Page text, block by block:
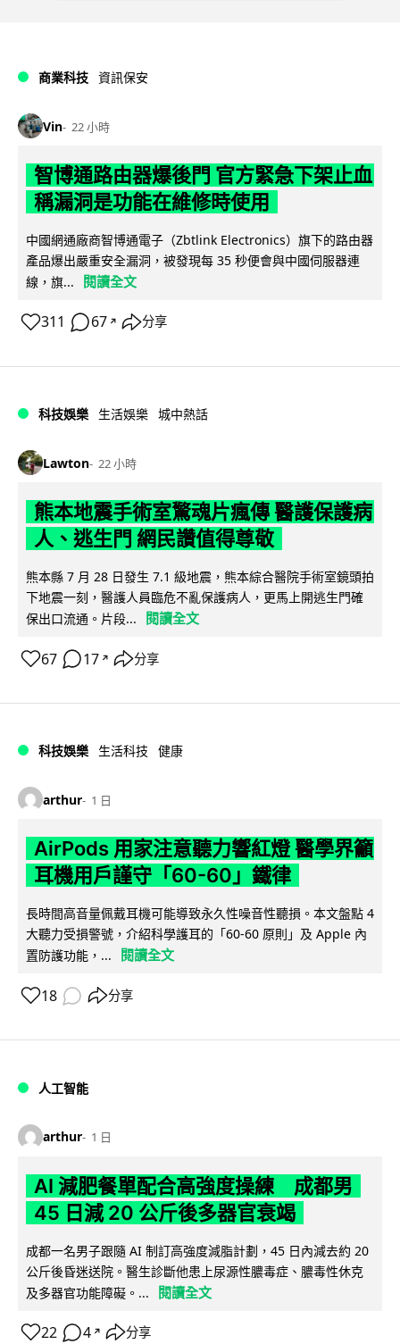
商業科技 資訊保安
Vin 22 小時
智博通路由器爆後門 官方緊急下架止血
稱漏洞是功能在維修時使用
中國網通廠商智博通電子（Zbtlink Electronics）旗下的路由器
產品爆出嚴重安全漏洞，被發現每 35 秒便會與中國伺服器連
線，旗...
閱讀全文
311 67 ↗ 分享
科技娛樂 生活娛樂 城中熱話
Lawton 22 小時
熊本地震手術室驚魂片瘋傳 醫護保護病
人、逃生門 網民讚值得尊敬
熊本縣 7 月 28 日發生 7.1 級地震，熊本綜合醫院手術室鏡頭拍
下地震一刻，醫護人員臨危不亂保護病人，更馬上開逃生門確
保出口流通。片段...
閱讀全文
67 17 ↗ 分享
科技娛樂 生活科技 健康
arthur 1 日
AirPods 用家注意聽力響紅燈 醫學界籲
耳機用戶謹守「60-60」鐵律
長時間高音量佩戴耳機可能導致永久性噪音性聽損。本文盤點 4
大聽力受損警號，介紹科學護耳的「60-60 原則」及 Apple 內
置防護功能，...
閱讀全文
18 分享
人工智能
arthur 1 日
AI 減肥餐單配合高強度操練 成都男
45 日減 20 公斤後多器官衰竭
成都一名男子跟隨 AI 制訂高強度減脂計劃，45 日內減去約 20
公斤後昏迷送院。醫生診斷他患上尿源性膿毒症、膿毒性休克
及多器官功能障礙。...
閱讀全文
22 4 ↗ 分享